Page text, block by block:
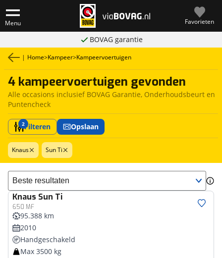
Menu Favorieten
BOVAG garantie
| Home>Kampeer>Kampeervoertuigen
4 kampeervoertuigen gevonden
Alle occasions inclusief BOVAG Garantie, Onderhoudsbeurt en
Puntencheck
2Filteren Opslaan
Knaus Sun Ti
Sorteer resultaten
Knaus Sun Ti
650 MF
95.388 km
2010
Handgeschakeld
Max 3500 kg